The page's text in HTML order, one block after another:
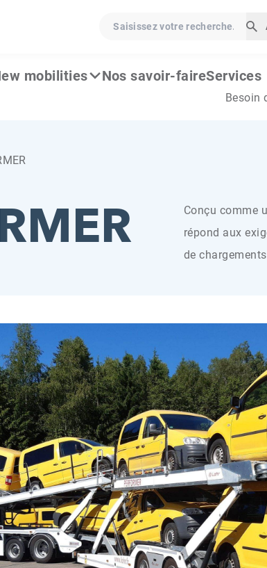
Saisissez votre recherche…
mobilities Nos savoir-faireServices
Besoin
Conçu comme
répond aux
de